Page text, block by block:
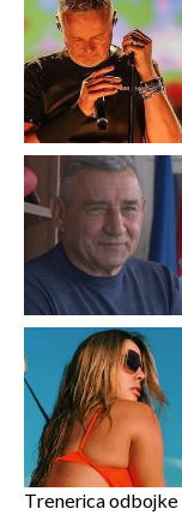
Trenerica odbojke